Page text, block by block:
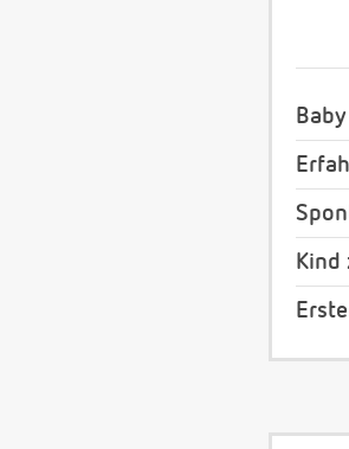
Kind